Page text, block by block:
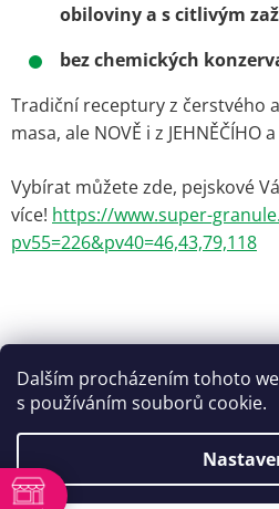
Dalším procházením tohoto
s používáním souborů cookie.
obiloviny a s citlivým
bez chemických
Tradiční receptury z čerstvého
masa, ale NOVĚ i z JEHNĚČÍHO a
Vybírat můžete zde, pejskové
více! https://www.super-
pv55=226&pv40=46,43,79,118
Z